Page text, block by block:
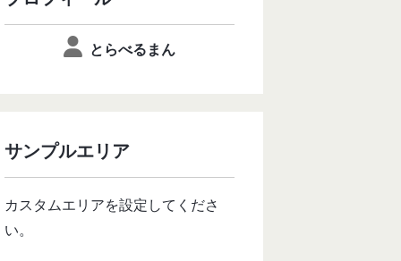
とらべるまん
サンプルエリア
カスタムエリアを設定してくださ
い。